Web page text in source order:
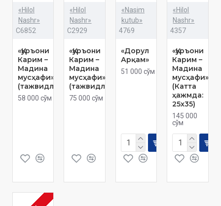
«Hilol
Nashr»
C6852
«Қуръони
Карим –
Мадина
мусҳафи»
(тажвидли)
58 000 сўм
«Hilol
Nashr»
C2929
«Қуръони
Карим –
Мадина
мусҳафи»
(тажвидли)
75 000 сўм
«Nasim
kutub»
4769
«Дорул
Арқам»
51 000 сўм
«Hilol
Nashr»
4357
«Қуръони
Карим –
Мадина
мусҳафи»
(Катта
ҳажмда:
25x35)
145 000
сўм